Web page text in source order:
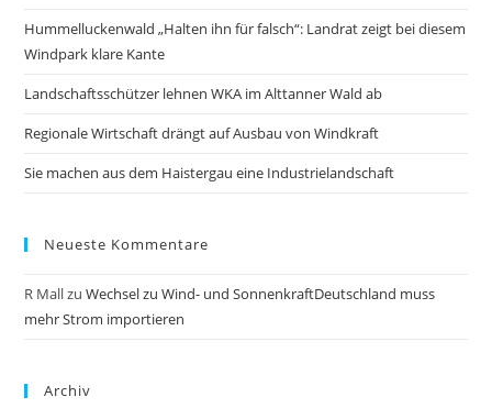
Hummelluckenwald „Halten ihn für falsch“: Landrat zeigt bei diesem
Windpark klare Kante
Landschaftsschützer lehnen WKA im Alttanner Wald ab
Regionale Wirtschaft drängt auf Ausbau von Windkraft
Sie machen aus dem Haistergau eine Industrielandschaft
Neueste Kommentare
R MallzuWechsel zu Wind- und SonnenkraftDeutschland muss
mehr Strom importieren
Archiv